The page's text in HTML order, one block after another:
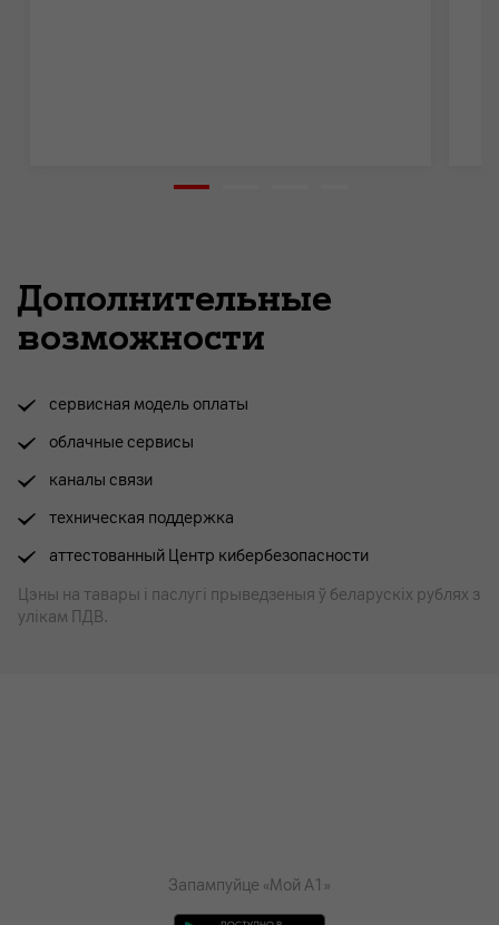
Дополнительные
возможности
сервисная модель оплаты
облачные сервисы
каналы связи
техническая поддержка
аттестованный Центр кибербезопасности
Цэны на тавары i паслугі прыведзеныя ў беларускіх рублях з
улікам ПДВ.
Запампуйце «Мой А1»